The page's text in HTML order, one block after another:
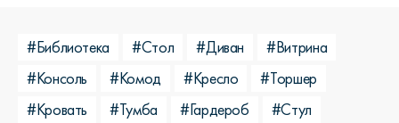
#Библиотека #Стол #Диван
#Витрина
#Консоль
#Комод #Кресло
#Торшер
#Кровать
#Тумба #Гардероб #Стул